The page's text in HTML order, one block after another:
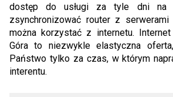
dostęp do usługi za tyle dni na
zsynchronizować router z
można korzystać z internetu.
Góra to niezwykle elastyczna
Państwo tylko za czas, w którym
interentu.